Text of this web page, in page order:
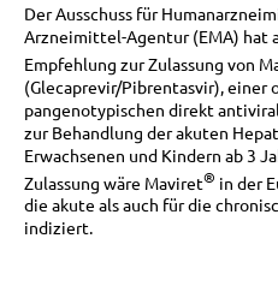
Der Ausschuss für
Arzneimittel-Agentur (EMA) hat
Empfehlung zur Zulassung von
(Glecaprevir/Pibrentasvir), einer
pangenotypischen direkt
zur Behandlung der akuten
Erwachsenen und Kindern ab 3
Zulassung wäre Maviret® in der
die akute als auch für die
indiziert.